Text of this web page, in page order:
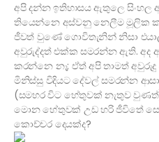
අපි දන්න ඉතිහාසය ඇතුලෙ සිංහල
තියෙන්නෙ අස්වනු නෙලීම මූලික
ජීවත් වුණේ ගොවිතැනින් නිසා
අවුරුද්දත් එක්ක සමරන්න ඇති. අද
කරන්නෙ නෑ; ඒත් අපි තාමත්
මිනිස්සු විදියට දේවල් සමරන්න
(සමහර විට හේතුවක් නැතුව
මොන හේතුවක් උඩ හරි ජීවිතේ
කොච්චර දෙයක්ද?